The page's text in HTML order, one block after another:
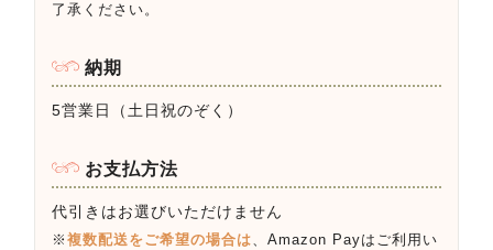
了承ください。
納期
5営業日（土日祝のぞく）
お支払方法
代引きはお選びいただけません
※複数配送をご希望の場合は、Amazon Payはご利用い